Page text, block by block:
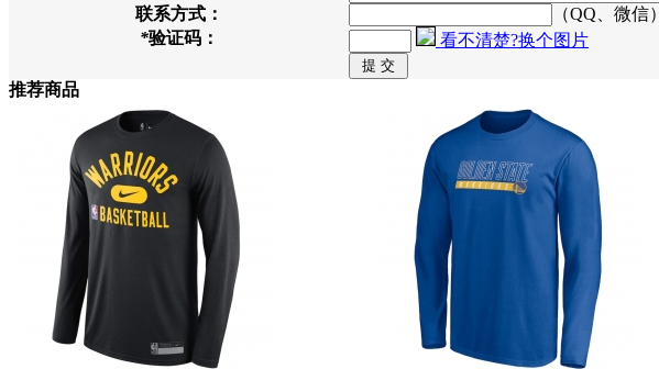
联系方式：
（QQ、微信）
*验证码： 看不清楚?换个图片
推荐商品